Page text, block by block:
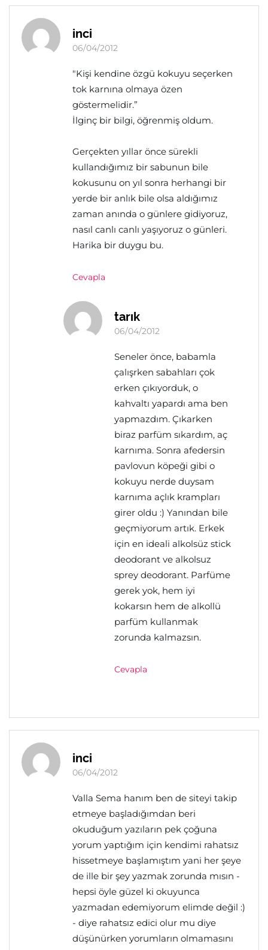
inci
06/04/2012
"Kişi kendine özgü kokuyu seçerken
tok karnına olmaya özen
göstermelidir.”
İlginç bir bilgi, öğrenmiş oldum.
Gerçekten yıllar önce sürekli
kullandığımız bir sabunun bile
kokusunu on yıl sonra herhangi bir
yerde bir anlık bile olsa aldığımız
zaman anında o günlere gidiyoruz,
nasıl canlı canlı yaşıyoruz o günleri.
Harika bir duygu bu.
Cevapla
tarık
06/04/2012
Seneler önce, babamla
çalışrken sabahları çok
erken çıkıyorduk, o
kahvaltı yapardı ama ben
yapmazdım. Çıkarken
biraz parfüm sıkardım, aç
karnıma. Sonra afedersin
pavlovun köpeği gibi o
kokuyu nerde duysam
karnıma açlık krampları
girer oldu :) Yanından bile
geçmiyorum artık. Erkek
için en ideali alkolsüz stick
deodorant ve alkolsuz
sprey deodorant. Parfüme
gerek yok, hem iyi
kokarsın hem de alkollü
parfüm kullanmak
zorunda kalmazsın.
Cevapla
inci
06/04/2012
Valla Sema hanım ben de siteyi takip
etmeye başladığımdan beri
okuduğum yazıların pek çoğuna
yorum yaptığım için kendimi rahatsız
hissetmeye başlamıştım yani her şeye
de ille bir şey yazmak zorunda mısın -
hepsi öyle güzel ki okuyunca
yazmadan edemiyorum elimde değil :)
- diye rahatsız edici olur mu diye
düşünürken yorumların olmamasını